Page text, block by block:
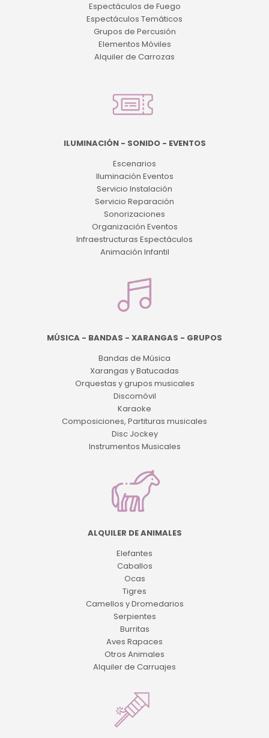
Espectáculos de Fuego
Espectáculos Temáticos
Grupos de Percusión
Elementos Móviles
Alquiler de Carrozas
ILUMINACIÓN - SONIDO - EVENTOS
Escenarios
Iluminación Eventos
Servicio Instalación
Servicio Reparación
Sonorizaciones
Organización Eventos
Infraestructuras Espectáculos
Animación Infantil
MÚSICA - BANDAS - XARANGAS - GRUPOS
Bandas de Música
Xarangas y Batucadas
Orquestas y grupos musicales
Discomóvil
Karaoke
Composiciones, Partituras musicales
Disc Jockey
Instrumentos Musicales
ALQUILER DE ANIMALES
Elefantes
Caballos
Ocas
Tigres
Camellos y Dromedarios
Serpientes
Burritas
Aves Rapaces
Otros Animales
Alquiler de Carruajes